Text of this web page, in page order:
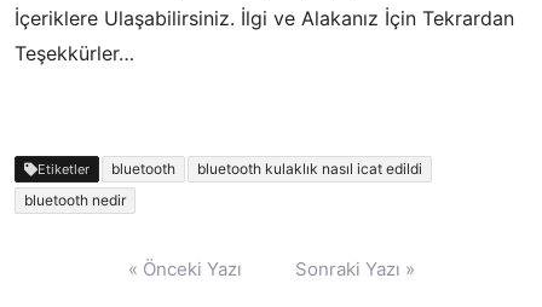
İçeriklere Ulaşabilirsiniz. İlgi ve Alakanız İçin Tekrardan
Teşekkürler…
Etiketler bluetooth
bluetooth kulaklık nasıl icat edildi
bluetooth nedir
« Önceki Yazı Sonraki Yazı »